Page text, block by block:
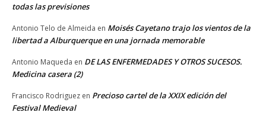
todas las previsiones
Antonio Telo de Almeida en Moisés Cayetano trajo los vientos de la
libertad a Alburquerque en una jornada memorable
Antonio Maqueda en DE LAS ENFERMEDADES Y OTROS SUCESOS.
Medicina casera (2)
Francisco Rodriguez en Precioso cartel de la XXIX edición del
Festival Medieval